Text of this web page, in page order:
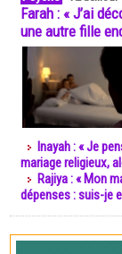
Farah : « J’ai
une autre fille
Inayah : « Je
mariage religieux,
Rajiya : « Mon
dépenses : suis-je